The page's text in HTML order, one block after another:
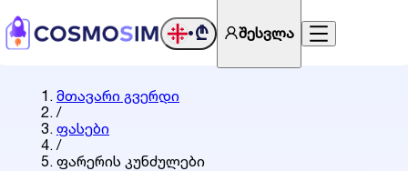
•₾ შესვლა
მთავარი გვერდი
/
ფასები
/
ფარერის კუნძულები